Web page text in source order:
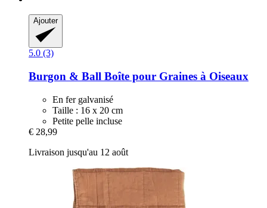
Ajouter
5.0 (3)
Burgon & Ball Boîte pour Graines à Oiseaux
En fer galvanisé
Taille : 16 x 20 cm
Petite pelle incluse
€ 28,99
Livraison jusqu'au 12 août